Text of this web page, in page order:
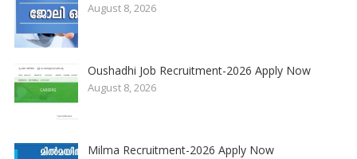
August 8, 2026
Oushadhi Job Recruitment-2026 Apply Now
August 8, 2026
Milma Recruitment-2026 Apply Now